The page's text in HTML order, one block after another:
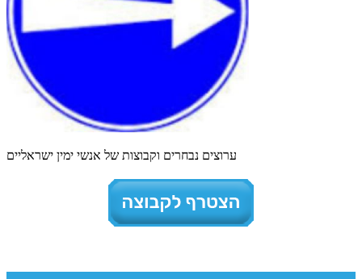
ערוצים נבחרים וקבוצות של אנשי ימין ישראליים